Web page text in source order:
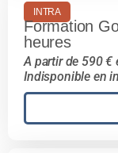
INTRA
Formation
heures
A partir de 590 €
Indisponible en